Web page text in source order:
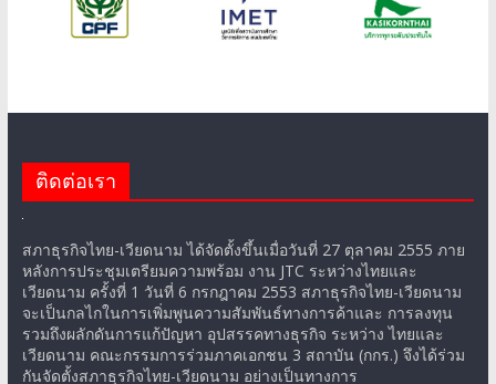
ติดต่อเรา
สภาธุรกิจไทย-เวียดนาม ได้จัดตั้งขึ้นเมื่อวันที่ 27 ตุลาคม 2555 ภาย
หลังการประชุมเตรียมความพร้อม งาน JTC ระหว่างไทยและ
เวียดนาม ครั้งที่ 1 วันที่ 6 กรกฎาคม 2553 สภาธุรกิจไทย-เวียดนาม
จะเป็นกลไกในการเพิ่มพูนความสัมพันธ์ทางการค้าและ การลงทุน
รวมถึงผลักดันการแก้ปัญหา อุปสรรคทางธุรกิจ ระหว่าง ไทยและ
เวียดนาม คณะกรรมการร่วมภาคเอกชน 3 สถาบัน (กกร.) จึงได้ร่วม
กันจัดตั้งสภาธุรกิจไทย-เวียดนาม อย่างเป็นทางการ